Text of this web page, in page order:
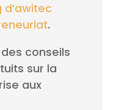
d’awitec
.
conseils
sur la
aux